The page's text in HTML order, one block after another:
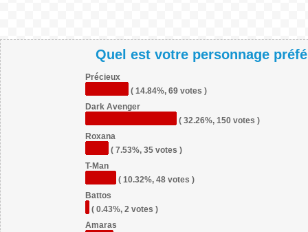
Quel est votre personnage
Précieux
( 14.84%, 69 votes )
Dark Avenger
( 32.26%, 150 votes )
Roxana
( 7.53%, 35 votes )
T-Man
( 10.32%, 48 votes )
Battos
( 0.43%, 2 votes )
Amaras